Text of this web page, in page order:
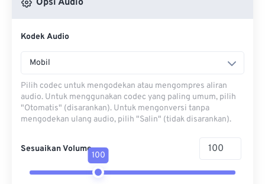
Opsi Audio
Kodek Audio
Mobil
Pilih codec untuk mengodekan atau mengompres aliran
audio. Untuk menggunakan codec yang paling umum, pilih
"Otomatis" (disarankan). Untuk mengonversi tanpa
mengodekan ulang audio, pilih "Salin" (tidak disarankan).
Sesuaikan Volume
100